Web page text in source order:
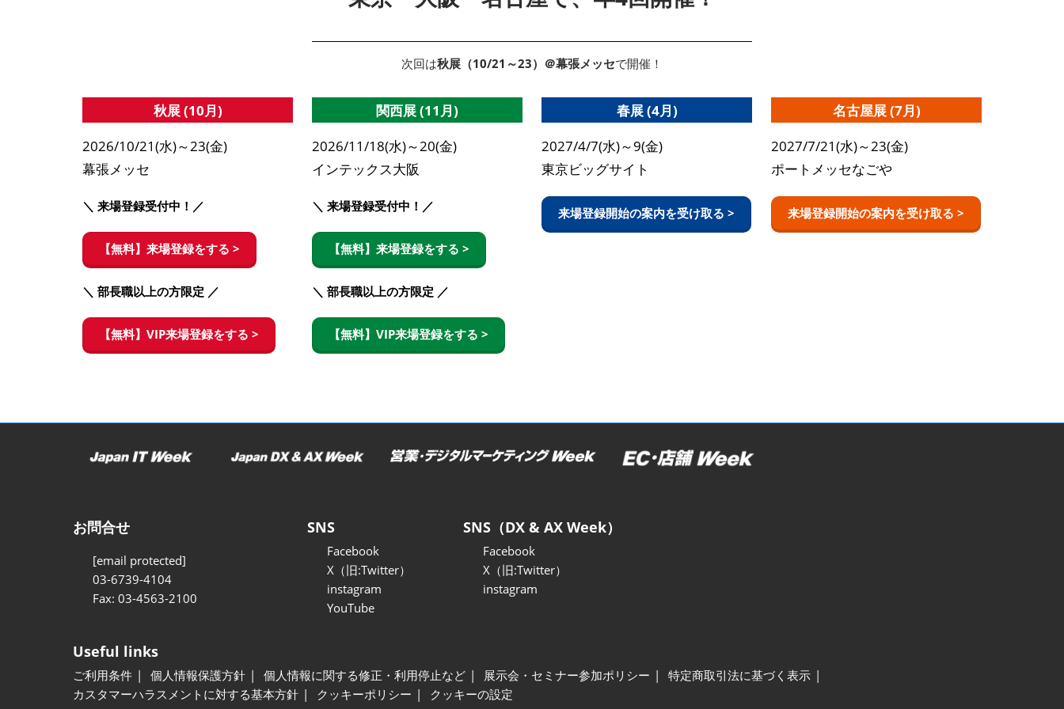
次回は秋展（10/21～23）＠幕張メッセで開催！
秋展 (10月)
2026/10/21(水)～23(金)
幕張メッセ
＼ 来場登録受付中！／
【無料】来場登録をする >
＼ 部長職以上の方限定 ／
【無料】VIP来場登録をする >
関西展 (11月)
2026/11/18(水)～20(金)
インテックス大阪
＼ 来場登録受付中！／
【無料】来場登録をする >
＼ 部長職以上の方限定 ／
【無料】VIP来場登録をする >
春展 (4月)
2027/4/7(水)～9(金)
東京ビッグサイト
来場登録開始の案内を受け取る >
名古屋展 (7月)
2027/7/21(水)～23(金)
ポートメッセなごや
来場登録開始の案内を受け取る >
お問合せ
[email protected]
03-6739-4104
Fax: 03-4563-2100
SNS
Facebook
X（旧:Twitter）
instagram
YouTube
SNS（DX & AX Week）
Facebook
X（旧:Twitter）
instagram
Useful links
ご利用条件 個人情報保護方針 個人情報に関する修正・利用停止など 展示会・セミナー参加ポリシー
特定商取引法に基づく表示
カスタマーハラスメントに対する基本方針
クッキーポリシー クッキーの設定